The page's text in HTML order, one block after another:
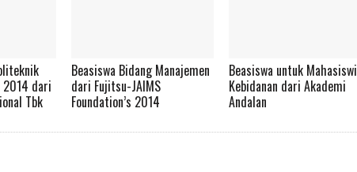
dari
Tbk
Beasiswa Bidang Manajemen
dari Fujitsu-JAIMS
Foundation’s 2014
Beasiswa untuk Mahasiswi
Kebidanan dari Akademi
Andalan